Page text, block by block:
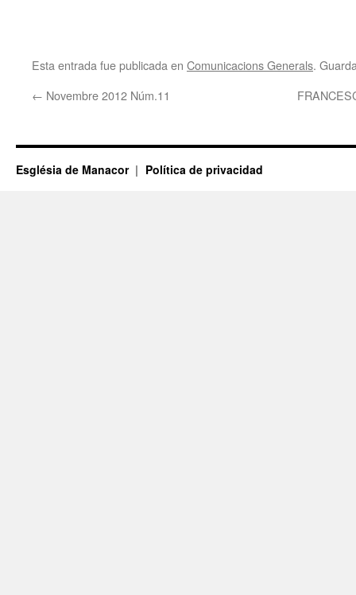
Esta entrada fue publicada en Comunicacions Generals.
← Novembre 2012 Núm.11
Església de Manacor Política de privacidad